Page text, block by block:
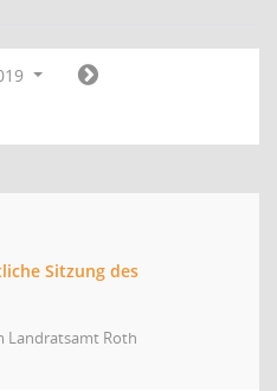
Sitzung des
Landratsamt Roth